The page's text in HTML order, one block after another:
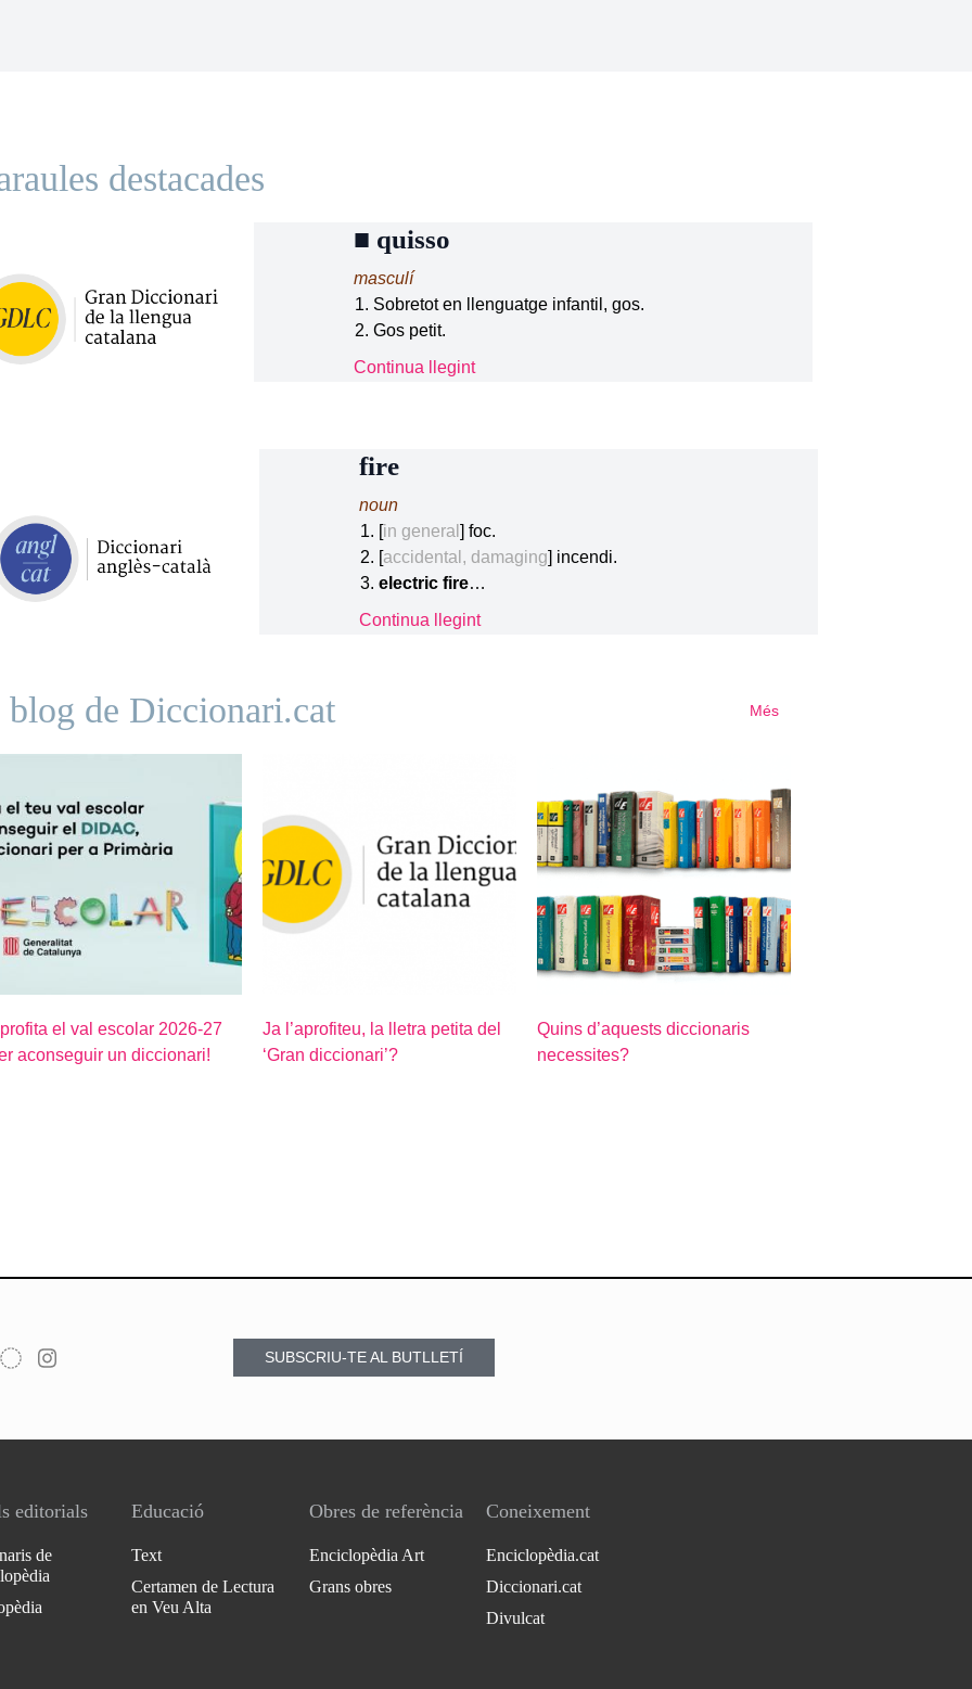
destacades
■ quisso
masculí
Sobretot en llenguatge infantil, gos.
Gos petit.
Continua llegint
fire
noun
[in general ] foc.
[accidental, damaging] incendi.
electric fire…
Continua llegint
de Diccionari.cat Més
el val escolar 2026-27
aconseguir un diccionari!
Ja l’aprofiteu, la lletra petita del
‘Gran diccionari’?
Quins d’aquests diccionaris
necessites?
SUBSCRIU-TE AL BUTLLETÍ
editorials
de
Educació
Text
Certamen de Lectura
en Veu Alta
Obres de referència
Enciclopèdia Art
Grans obres
Coneixement
Enciclopèdia.cat
Diccionari.cat
Divulcat